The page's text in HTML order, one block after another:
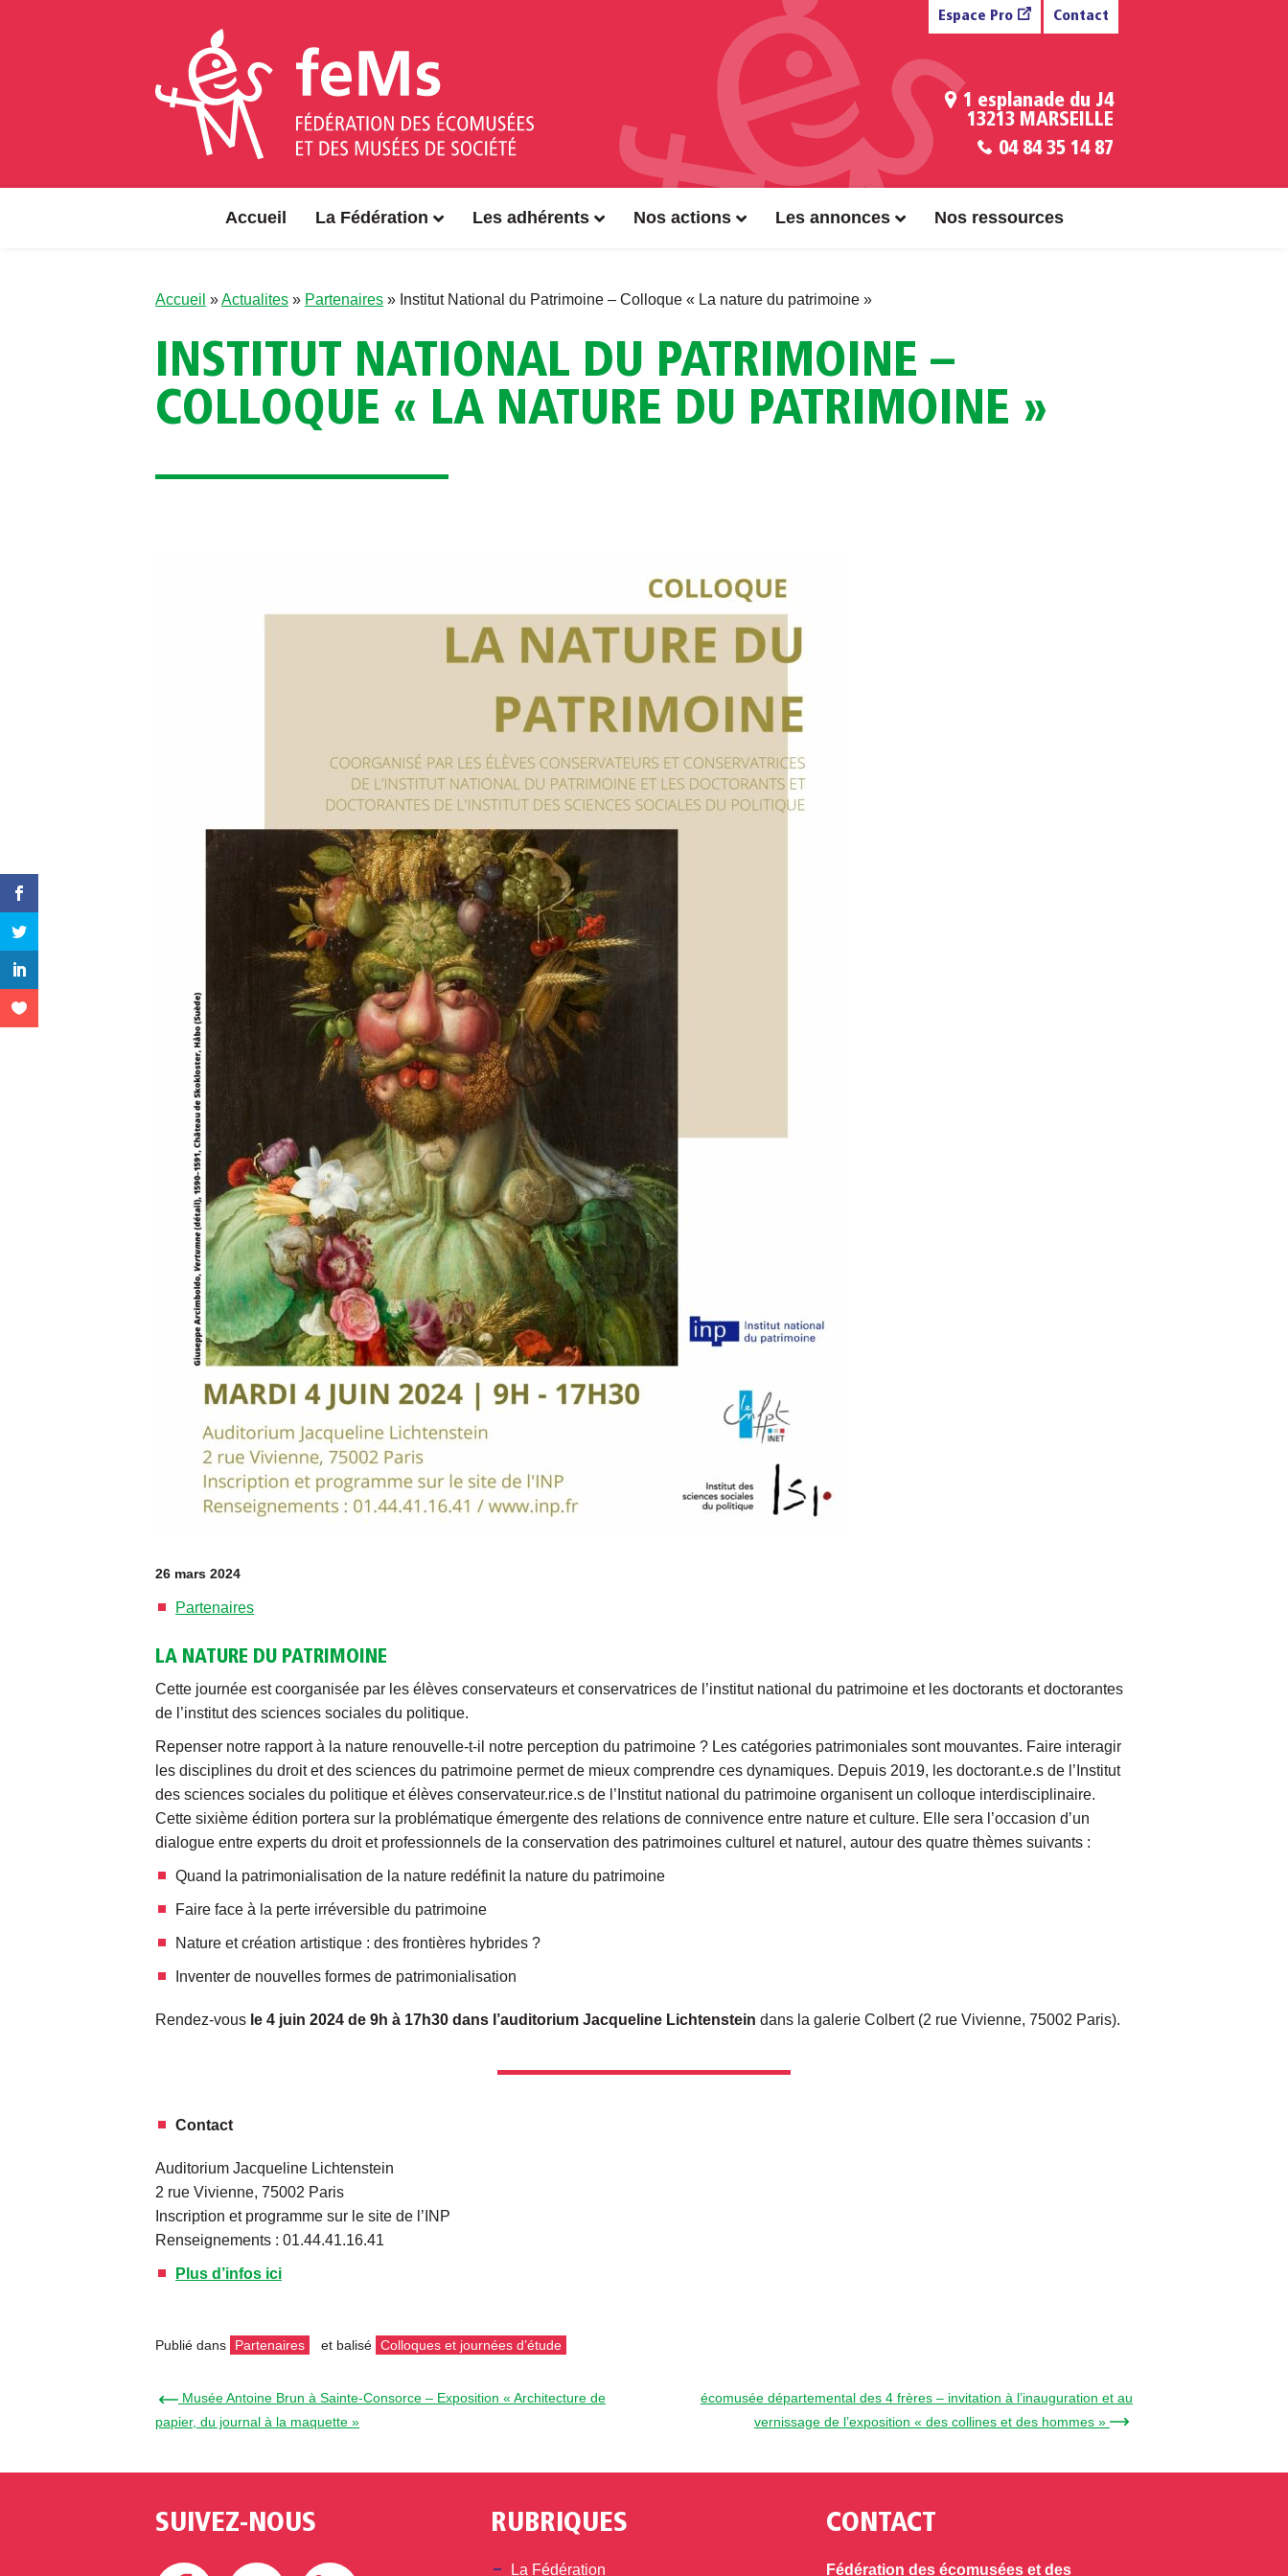
Espace Pro Contact
1 esplanade du J4
13213 MARSEILLE
04 84 35 14 87
Accueil La Fédération Les adhérents Nos actions Les annonces Nos ressources
Accueil »Actualites » Partenaires » Institut National du Patrimoine – Colloque « La nature du patrimoine »
INSTITUT NATIONAL DU PATRIMOINE –
COLLOQUE « LA NATURE DU PATRIMOINE »
26 mars 2024
Partenaires
LA NATURE DU PATRIMOINE
Cette journée est coorganisée par les élèves conservateurs et conservatrices de l’institut national du patrimoine et les doctorants et doctorantes
de l’institut des sciences sociales du politique.
Repenser notre rapport à la nature renouvelle-t-il notre perception du patrimoine ? Les catégories patrimoniales sont mouvantes. Faire interagir
les disciplines du droit et des sciences du patrimoine permet de mieux comprendre ces dynamiques. Depuis 2019, les doctorant.e.s de l’Institut
des sciences sociales du politique et élèves conservateur.rice.s de l’Institut national du patrimoine organisent un colloque interdisciplinaire.
Cette sixième édition portera sur la problématique émergente des relations de connivence entre nature et culture. Elle sera l’occasion d’un
dialogue entre experts du droit et professionnels de la conservation des patrimoines culturel et naturel, autour des quatre thèmes suivants :
Quand la patrimonialisation de la nature redéfinit la nature du patrimoine
Faire face à la perte irréversible du patrimoine
Nature et création artistique : des frontières hybrides ?
Inventer de nouvelles formes de patrimonialisation
Rendez-vous le 4 juin 2024 de 9h à 17h30 dans l’auditorium Jacqueline Lichtenstein dans la galerie Colbert (2 rue Vivienne, 75002 Paris).
Contact
Auditorium Jacqueline Lichtenstein
2 rue Vivienne, 75002 Paris
Inscription et programme sur le site de l’INP
Renseignements : 01.44.41.16.41
Plus d’infos ici
Publié dans Partenaires et balisé Colloques et journées d’étude
← Musée Antoine Brun à Sainte-Consorce – Exposition « Architecture de
papier, du journal à la maquette »
écomusée départemental des 4 frères – invitation à l’inauguration et au
vernissage de l’exposition « des collines et des hommes » →
SUIVEZ-NOUS
Facebook Twitter
RUBRIQUES
La Fédération
CONTACT
Fédération des écomusées et des